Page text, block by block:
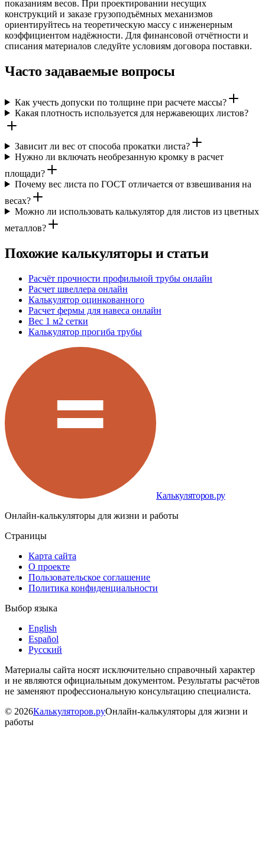
показаниям весов. При проектировании несущих
конструкций и заказе грузоподъёмных механизмов
ориентируйтесь на теоретическую массу с инженерным
коэффициентом надёжности. Для финансовой отчётности и
списания материалов следуйте условиям договора поставки.
Часто задаваемые вопросы
Как учесть допуски по толщине при расчете массы?
Какая плотность используется для нержавеющих листов?
Зависит ли вес от способа прокатки листа?
Нужно ли включать необрезанную кромку в расчет
площади?
Почему вес листа по ГОСТ отличается от взвешивания на
весах?
Можно ли использовать калькулятор для листов из цветных
металлов?
Похожие калькуляторы и статьи
Расчёт прочности профильной трубы онлайн
Расчет швеллера онлайн
Калькулятор оцинкованного
Расчет фермы для навеса онлайн
Вес 1 м2 сетки
Калькулятор прогиба трубы
Калькуляторов.ру
Онлайн-калькуляторы для жизни и работы
Страницы
Карта сайта
О проекте
Пользовательское соглашение
Политика конфиденциальности
Выбор языка
English
Español
Русский
Материалы сайта носят исключительно справочный характер
и не являются официальным документом. Результаты расчётов
не заменяют профессиональную консультацию специалиста.
© 2026Калькуляторов.руОнлайн-калькуляторы для жизни и
работы